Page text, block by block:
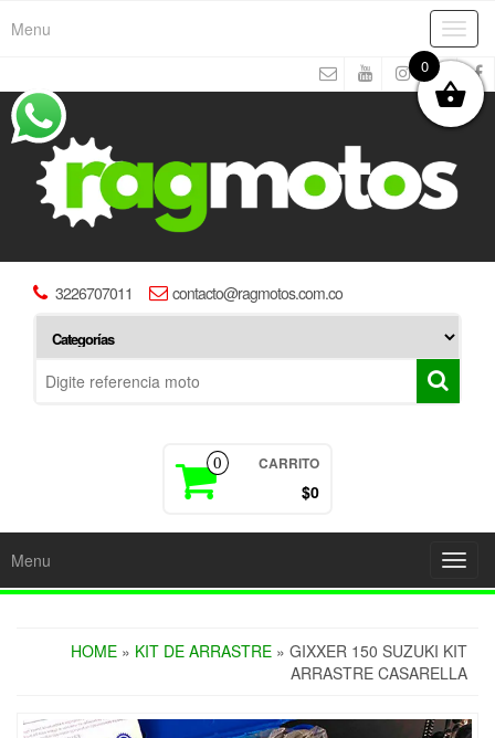
Menu
3226707011 contacto@ragmotos.com.co
0 CARRITO
$0
Menu
HOME » KIT DE ARRASTRE » GIXXER 150 SUZUKI KIT
ARRASTRE CASARELLA
0